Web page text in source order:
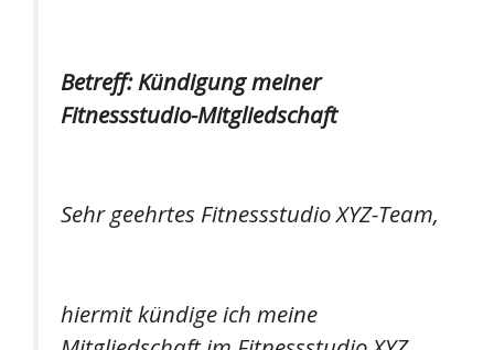
Betreff: Kündigung meiner
Fitnessstudio-Mitgliedschaft
Sehr geehrtes Fitnessstudio XYZ-Team,
hiermit kündige ich meine